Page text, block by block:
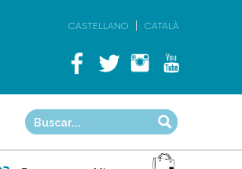
CASTELLANO CATALÀ